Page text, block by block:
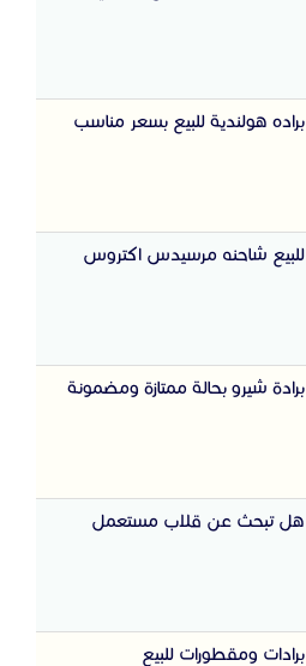
براده هولندية للبيع بسعر مناسب
للبيع شاحنه مرسيدس اكتروس
برادة شيرو بحالة ممتازة ومضمونة
هل تبحث عن قلاب مستعمل
برادات ومقطورات للبيع